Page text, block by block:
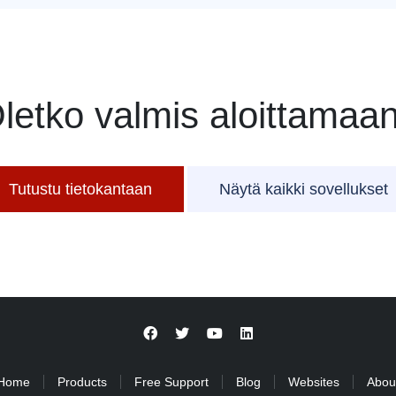
valmis
Tutustu tietokantaan Näytä kaikki sovellukset
Products Free Support Blog Websites